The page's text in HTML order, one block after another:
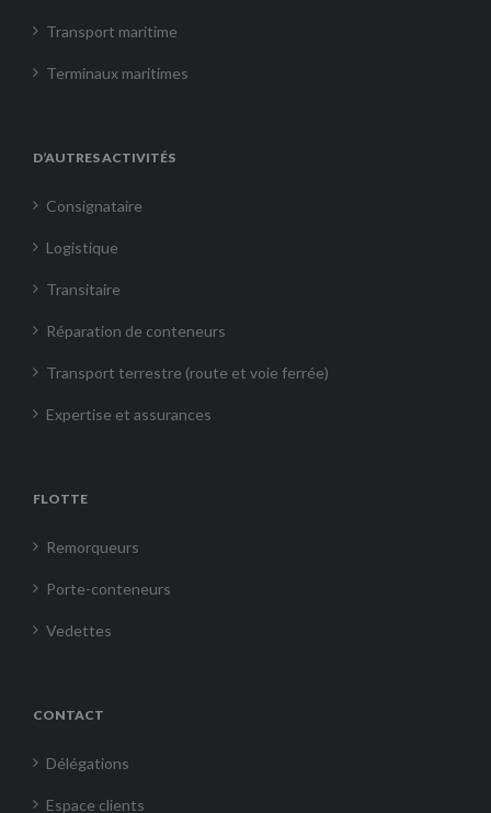
Transport maritime
Terminaux maritimes
D’AUTRES ACTIVITÉS
Consignataire
Logistique
Transitaire
Réparation de conteneurs
Transport terrestre (route et voie ferrée)
Expertise et assurances
FLOTTE
Remorqueurs
Porte-conteneurs
Vedettes
CONTACT
Délégations
Espace clients